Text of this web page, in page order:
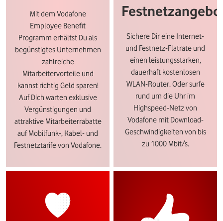
Mit dem Vodafone
Employee Benefit
Programm erhältst Du als
begünstigtes Unternehmen
zahlreiche
Mitarbeitervorteile und
kannst richtig Geld sparen!
Auf Dich warten exklusive
Vergünstigungen und
attraktive Mitarbeiterrabatte
auf Mobilfunk-, Kabel- und
Festnetztarife von Vodafone.
Sichere Dir eine Internet-
und Festnetz-Flatrate und
einen leistungsstarken,
dauerhaft kostenlosen
WLAN-Router. Oder surfe
rund um die Uhr im
Highspeed-Netz von
Vodafone mit Download-
Geschwindigkeiten von bis
zu 1000 Mbit/s.